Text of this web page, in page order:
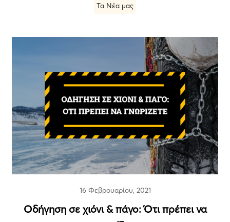
Τα Νέα μας
16 Φεβρουαρίου, 2021
Οδήγηση σε χιόνι & πάγο: Ότι πρέπει να